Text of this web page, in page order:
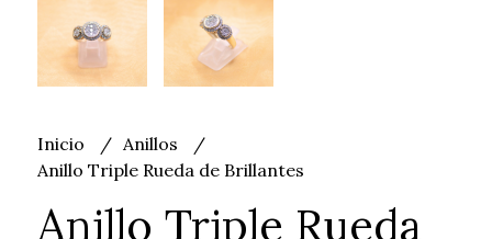
Inicio
Anillos
Anillo Triple Rueda de Brillantes
Anillo Triple Rueda